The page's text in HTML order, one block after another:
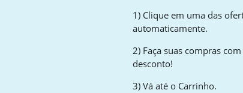
1) Clique em uma das
automaticamente.
2) Faça suas compras
desconto!
3) Vá até o Carrinho.